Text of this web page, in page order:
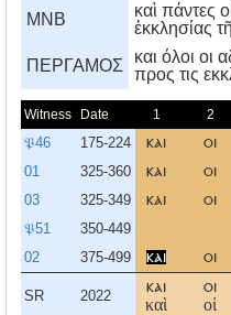
MNB
καὶ πάντες
ἐκκλησίας
ΠΕΡΓΑΜΟΣ
και όλοι οι
προς τις
Witness Date 1 2
𝔓46 175-224 και οι
01 325-360 και οι
03 325-349 και οι
𝔓51 350-449
02 375-499 και οι
SR 2022
και
καὶ
οι
οἱ